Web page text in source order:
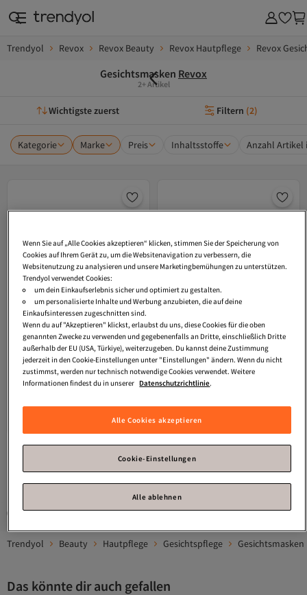
Trendyol Revox Revox Beauty Revox Hautpflege Revox
Gesichtsmasken Revox
2+ Artikel
Wichtigste zuerst Filtern (2)
Kategorie Marke Preis Inhaltsstoffe Anzahl Artikel
Revox Japanese Ritual 3-minuten-
gesichtsmaske Ultra
Feuchtigkeitsspendend B77 30 ml
Versand kostenlos ab 35€
RevoxBuzz Gesichtsmaske Intensive
Regeneration B77 65 ml
Versand kostenlos ab 35€
In den Warenkorb
1
Gesponserte Artikel sind von Verkäufern hervorgehobene Werbeangebote.
Trendyol Beauty Hautpflege Gesichtspflege Gesichtsmasken
Das könnte dir auch gefallen
Wenn Sie auf „Alle Cookies akzeptieren“ klicken, stimmen Sie der Speicherung von
Cookies auf Ihrem Gerät zu, um die Websitenavigation zu verbessern, die
Websitenutzung zu analysieren und unsere Marketingbemühungen zu unterstützen.
Trendyol verwendet Cookies:
um dein Einkaufserlebnis sicher und optimiert zu gestalten.
um personalisierte Inhalte und Werbung anzubieten, die auf deine
Einkaufsinteressen zugeschnitten sind.
Wenn du auf "Akzeptieren" klickst, erlaubst du uns, diese Cookies für die oben
genannten Zwecke zu verwenden und gegebenenfalls an Dritte, einschließlich Dritte
außerhalb der EU (USA, Türkiye), weiterzugeben. Du kannst deine Zustimmung
jederzeit in den Cookie-Einstellungen unter "Einstellungen" ändern. Wenn du nicht
zustimmst, werden nur technisch notwendige Cookies verwendet. Weitere
Informationen findest du in unserer Datenschutzrichtlinie.
Alle Cookies akzeptieren
Cookie-Einstellungen
Alle ablehnen